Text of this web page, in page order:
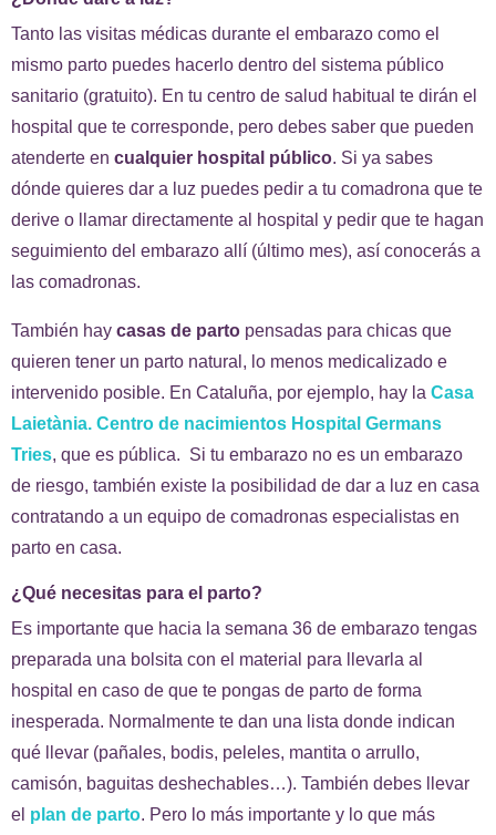
Tanto las visitas médicas durante el embarazo como el
mismo parto puedes hacerlo dentro del sistema público
sanitario (gratuito). En tu centro de salud habitual te dirán el
hospital que te corresponde, pero debes saber que pueden
atenderte en cualquier hospital público. Si ya sabes
dónde quieres dar a luz puedes pedir a tu comadrona que te
derive o llamar directamente al hospital y pedir que te hagan
seguimiento del embarazo allí (último mes), así conocerás a
las comadronas.
También hay casas de parto pensadas para chicas que
quieren tener un parto natural, lo menos medicalizado e
intervenido posible. En Cataluña, por ejemplo, hay la Casa
Laietània. Centro de nacimientos Hospital Germans
Tries, que es pública. Si tu embarazo no es un embarazo
de riesgo, también existe la posibilidad de dar a luz en casa
contratando a un equipo de comadronas especialistas en
parto en casa.
¿Qué necesitas para el parto?
Es importante que hacia la semana 36 de embarazo tengas
preparada una bolsita con el material para llevarla al
hospital en caso de que te pongas de parto de forma
inesperada. Normalmente te dan una lista donde indican
qué llevar (pañales, bodis, peleles, mantita o arrullo,
camisón, baguitas deshechables…). También debes llevar
el plan de parto. Pero lo más importante y lo que más